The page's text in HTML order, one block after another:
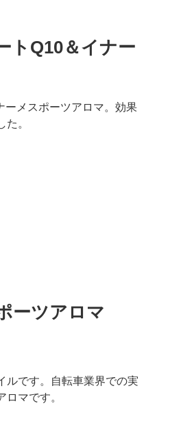
トQ10＆イナー
ーメスポーツアロマ。効果
。
ーツアロマ
ルです。自転車業界での実
マです。